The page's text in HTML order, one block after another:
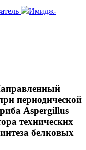
Имидж-
периодической
Aspergillus
технических
белковых